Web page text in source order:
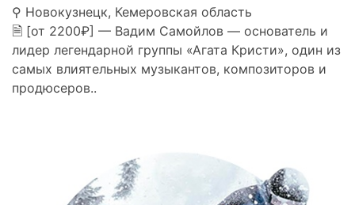
⚲ Новокузнецк, Кемеровская область
🗎 [от 2200₽] — Вадим Самойлов — основатель и
лидер легендарной группы «Агата Кристи», один из
самых влиятельных музыкантов, композиторов и
продюсеров..